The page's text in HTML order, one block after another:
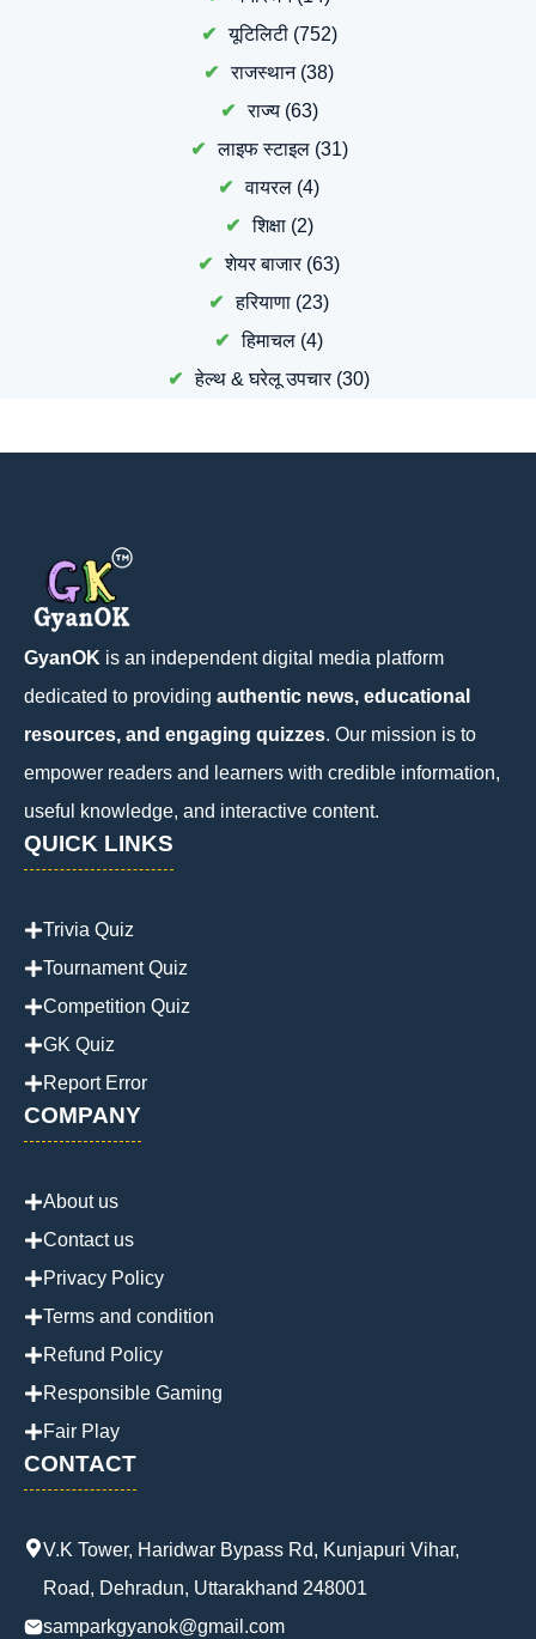
यूटिलिटी(752)
राजस्थान(38)
राज्य(63)
लाइफ स्टाइल(31)
वायरल (4)
शिक्षा(2)
शेयर बाजार(63)
हरियाणा (23)
हिमाचल (4)
हेल्थ & घरेलू उपचार(30)
GyanOK is an independent digital media platform
dedicated to providing authentic news, educational
resources, and engaging quizzes. Our mission is to
empower readers and learners with credible information,
useful knowledge, and interactive content.
QUICK LINKS
Trivia Quiz
Tournament Quiz
Competition Quiz
GK Quiz
Report Error
COMPANY
About us
Contact us
Privacy Policy
Terms and condition
Refund Policy
Responsible Gaming
Fair Play
CONTACT
V.K Tower, Haridwar Bypass Rd, Kunjapuri Vihar,
Road, Dehradun, Uttarakhand 248001
samparkgyanok@gmail.com